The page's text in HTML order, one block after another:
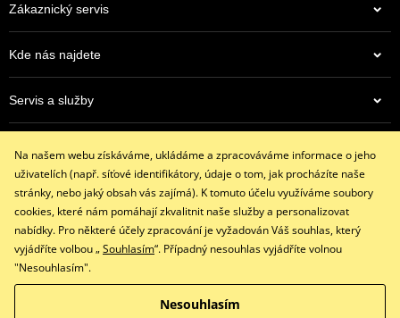
962 Kč
Na centrálním skladu v ČR
Zákaznický servis
Kde nás najdete
Servis a služby
+420 602 341 855
restaracing@email.cz
9:00 - 16:00 hod.
Facebook
Copyright © 2026 www.restaracing.cz
Na našem webu získáváme, ukládáme a zpracováváme informace o jeho
uživatelích (např. síťové identifikátory, údaje o tom, jak procházíte naše
stránky, nebo jaký obsah vás zajímá). K tomuto účelu využíváme soubory
cookies, které nám pomáhají zkvalitnit naše služby a personalizovat
nabídky. Pro některé účely zpracování je vyžadován Váš souhlas, který
vyjádříte volbou „Souhlasím“. Případný nesouhlas vyjádříte volnou
"Nesouhlasím".
Nesouhlasím